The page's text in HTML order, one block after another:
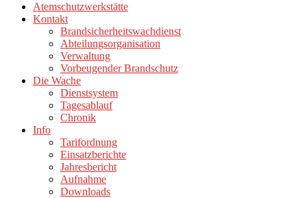
Atemschutzwerkstätte
Kontakt
Brandsicherheitswachdienst
Abteilungsorganisation
Verwaltung
Vorbeugender Brandschutz
Die Wache
Dienstsystem
Tagesablauf
Chronik
Info
Tarifordnung
Einsatzberichte
Jahresbericht
Aufnahme
Downloads